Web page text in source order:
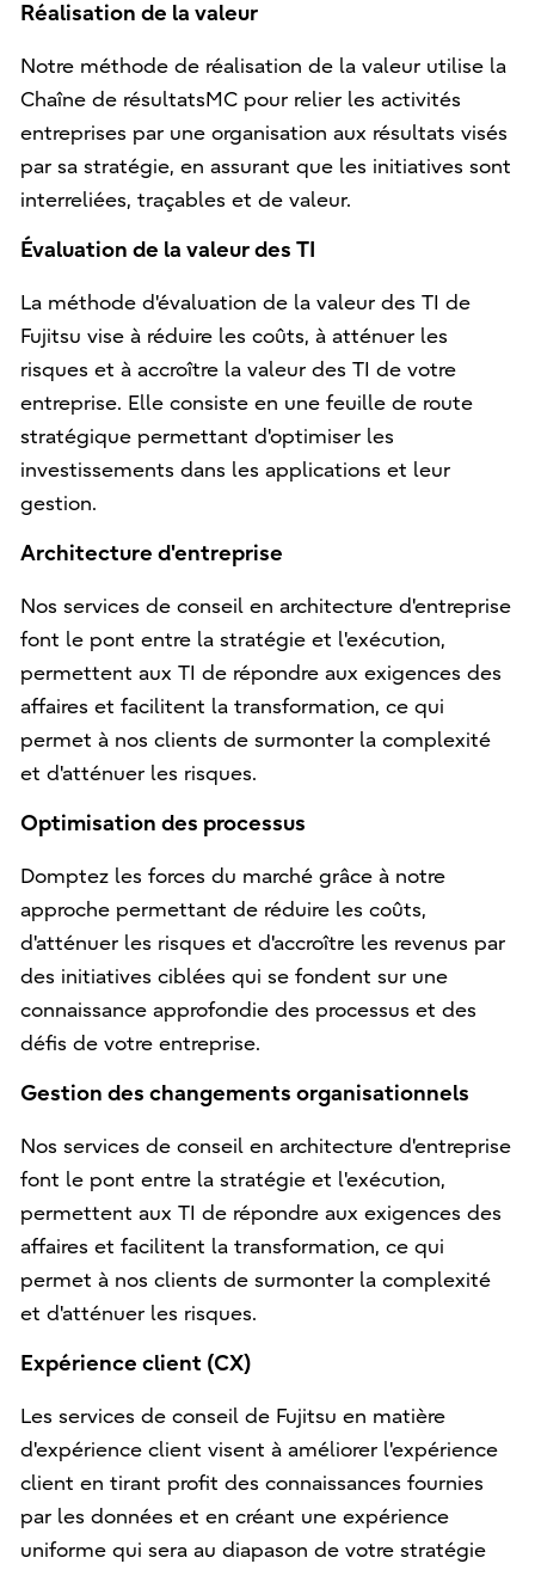
Réalisation de la valeur
Notre méthode de réalisation de la valeur utilise la
Chaîne de résultatsMC pour relier les activités
entreprises par une organisation aux résultats visés
par sa stratégie, en assurant que les initiatives sont
interreliées, traçables et de valeur.
Évaluation de la valeur des TI
La méthode d'évaluation de la valeur des TI de
Fujitsu vise à réduire les coûts, à atténuer les
risques et à accroître la valeur des TI de votre
entreprise. Elle consiste en une feuille de route
stratégique permettant d'optimiser les
investissements dans les applications et leur
gestion.
Architecture d'entreprise
Nos services de conseil en architecture d'entreprise
font le pont entre la stratégie et l'exécution,
permettent aux TI de répondre aux exigences des
affaires et facilitent la transformation, ce qui
permet à nos clients de surmonter la complexité
et d'atténuer les risques.
Optimisation des processus
Domptez les forces du marché grâce à notre
approche permettant de réduire les coûts,
d'atténuer les risques et d'accroître les revenus par
des initiatives ciblées qui se fondent sur une
connaissance approfondie des processus et des
défis de votre entreprise.
Gestion des changements organisationnels
Nos services de conseil en architecture d'entreprise
font le pont entre la stratégie et l'exécution,
permettent aux TI de répondre aux exigences des
affaires et facilitent la transformation, ce qui
permet à nos clients de surmonter la complexité
et d'atténuer les risques.
Expérience client (CX)
Les services de conseil de Fujitsu en matière
d'expérience client visent à améliorer l'expérience
client en tirant profit des connaissances fournies
par les données et en créant une expérience
uniforme qui sera au diapason de votre stratégie